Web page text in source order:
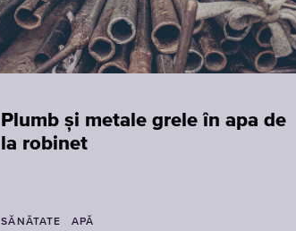
Plumb și metale grele în apa de
la robinet
SĂNĂTATE APĂ